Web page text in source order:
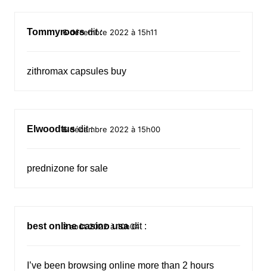
Tommyroors dit :
6 décembre 2022 à 15h11
zithromax capsules buy
Elwoodtus dit :
6 décembre 2022 à 15h00
prednizone for sale
best online casino usa dit :
3 août 2022 à 10h04
I’ve been browsing online more than 2 hours